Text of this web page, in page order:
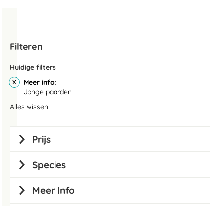
Filteren
Huidige filters
Meer info
Jonge paarden
Alles wissen
Prijs
Species
Meer Info